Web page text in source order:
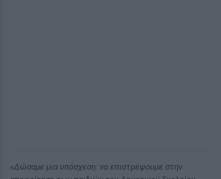
«Δώσαμε μια υπόσχεση: να επιστρέψουμε στην